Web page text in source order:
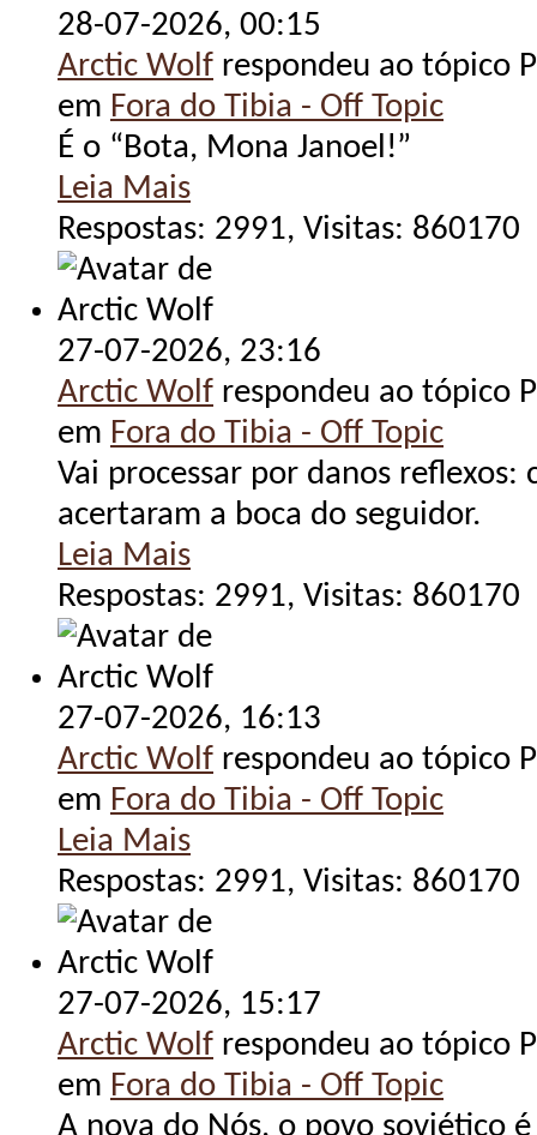
28-07-2026, 00:15
Arctic Wolf respondeu ao tópico
em Fora do Tibia - Off Topic
É o “Bota, Mona Janoel!”
Leia Mais
Respostas: 2991, Visitas: 860170
27-07-2026, 23:16
Arctic Wolf respondeu ao tópico
em Fora do Tibia - Off Topic
Vai processar por danos reflexos:
acertaram a boca do seguidor.
Leia Mais
Respostas: 2991, Visitas: 860170
27-07-2026, 16:13
Arctic Wolf respondeu ao tópico
em Fora do Tibia - Off Topic
Leia Mais
Respostas: 2991, Visitas: 860170
27-07-2026, 15:17
Arctic Wolf respondeu ao tópico
em Fora do Tibia - Off Topic
A nova do Nós, o povo soviético